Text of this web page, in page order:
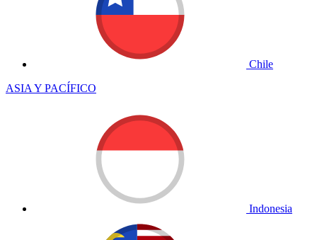
Chile
ASIA Y PACÍFICO
Indonesia